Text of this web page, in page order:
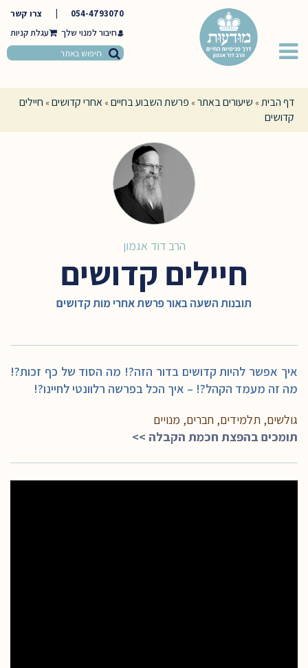
054-4793070
צרו קשר
חיבור למנוי שלך
דף הבית» שיעורים באתר» פרשת השבוע בחיים» אחרי קדושים» חיילים
קדושים
הרב דוד אגמון
חיילים קדושים
תובנות השעה באור פרשת אחרי מות קדושים
איך אפשר להיות קדושים בדור הזה?! מה הסוד של כף זכות?!
מה זה מעמד הקהל?! – איך הכל בפרשה רלוונטי לחיינו?!
גולשים, תלמידים, חברים, מנויים
תומכים בהפצת חכמת הקבלה >>